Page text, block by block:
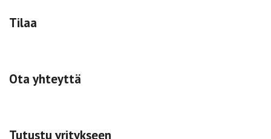
Tilaa
Ota yhteyttä
Tutustu yritykseen